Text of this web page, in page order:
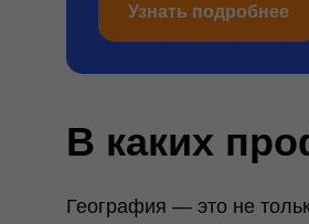
Узнать подробнее
В каких
География — это не